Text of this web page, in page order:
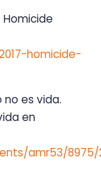
Homicide
homicide-
no es vida.
en
amr53/8975/